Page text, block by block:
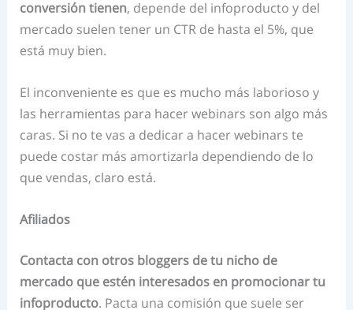
conversión tienen, depende del infoproducto y del
mercado suelen tener un CTR de hasta el 5%, que
está muy bien.
El inconveniente es que es mucho más laborioso y
las herramientas para hacer webinars son algo más
caras. Si no te vas a dedicar a hacer webinars te
puede costar más amortizarla dependiendo de lo
que vendas, claro está.
Afiliados
Contacta con otros bloggers de tu nicho de
mercado que estén interesados en promocionar tu
infoproducto. Pacta una comisión que suele ser